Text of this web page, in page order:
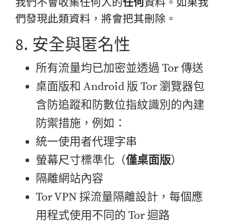
我們不會收集任何人的任何資料。如果我
們發現此類資料，將會把其刪除。
8. 安全與匿名性
所有流量均已加密並透過 Tor 傳送
桌面版和 Android 版 Tor 瀏覽器包
含防追蹤和防數位指紋識別的內建
防禦措施，例如：
統一使用者代理字串
螢幕尺寸標準化（僅桌面版）
隔離網站內容
Tor VPN 採流量隔離設計，每個應
用程式使用不同的 Tor 迴路